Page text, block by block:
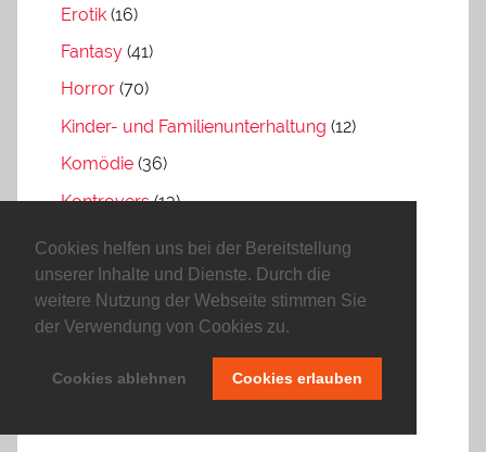
Cookies helfen uns bei der Bereitstellung
unserer Inhalte und Dienste. Durch die
weitere Nutzung der Webseite stimmen Sie
der Verwendung von Cookies zu.
Cookies ablehnen Cookies erlauben
Erotik (16)
Fantasy (41)
Horror (70)
Kinder- und Familienunterhaltung (12)
Komödie (36)
Kontrovers(13)
Kriegsfilm
Liebesfilm(14)
Literaturverfilmung(4)
Mystery(30)